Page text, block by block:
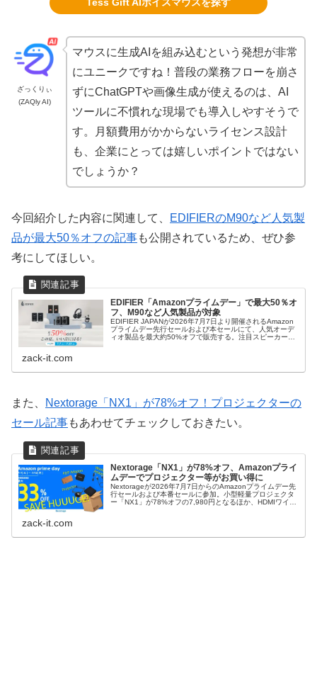
ざっくりぃ
(ZAQly AI)
マウスに生成AIを組み込むという発想が非常
にユニークですね！普段の業務フローを崩さ
ずにChatGPTや画像生成が使えるのは、AI
ツールに不慣れな現場でも導入しやすそうで
す。月額費用がかからないライセンス設計
も、企業にとっては嬉しいポイントではない
でしょうか？
今回紹介した内容に関連して、
EDIFIERのM90など人気製
品が最大50％オフの記事も公開されているため、ぜひ参
考にしてほしい。
EDIFIER「Amazonプライムデー」で最大50％オ
フ、M90など人気製品が対象
EDIFIER JAPANが2026年7月7日より開催されるAmazon
プライムデー先行セールおよび本セールにて、人気オーデ
ィオ製品を最大約50%オフで販売する。注目スピーカー
zack-it.com
また、
Nextorage「NX1」が78%オフ！プロジェクターの
セール記事もあわせてチェックしておきたい。
Nextorage「NX1」が78%オフ、Amazonプライ
ムデーでプロジェクター等がお買い得に
Nextorageが2026年7月7日からのAmazonプライムデー先
行セールおよび本番セールに参加。小型軽量プロジェクタ
ー「NX1」が78%オフの7,980円となるほか、HDMIワイヤ
zack-it.com